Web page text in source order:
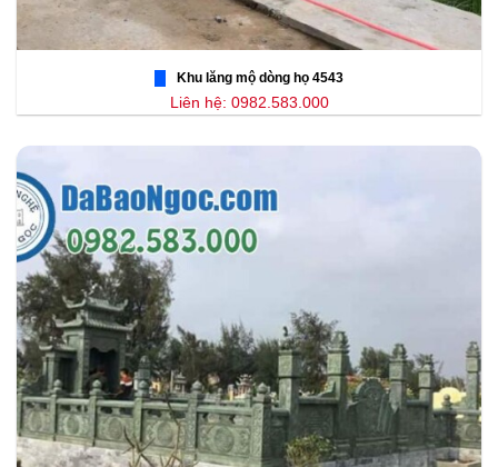
Khu lăng mộ dòng họ 4543
Liên hệ: 0982.583.000